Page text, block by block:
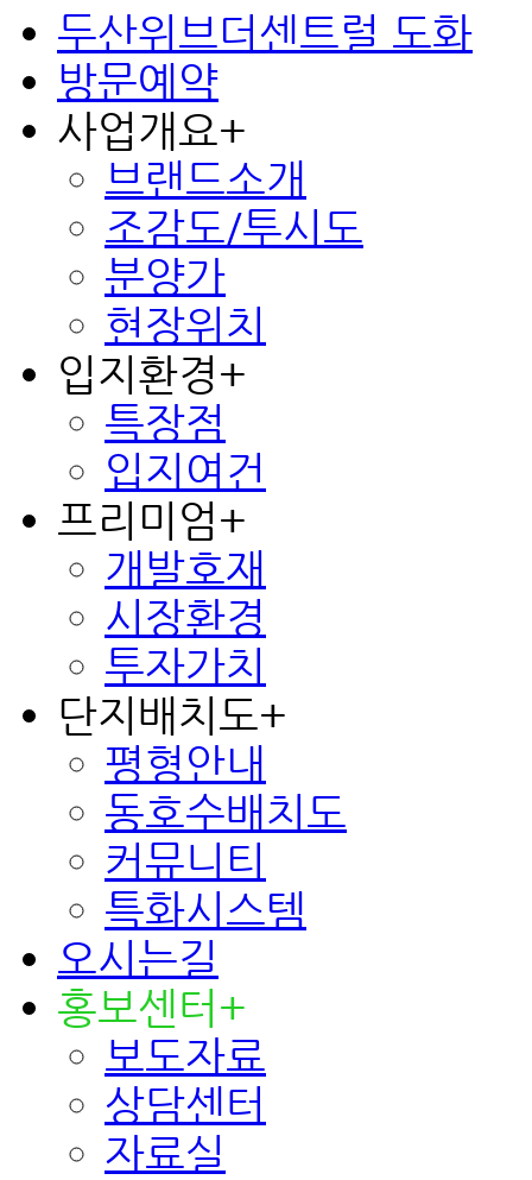
두산위브더센트럴 도화
방문예약
사업개요+
브랜드소개
조감도/투시도
분양가
현장위치
입지환경+
특장점
입지여건
프리미엄+
개발호재
시장환경
투자가치
단지배치도+
평형안내
동호수배치도
커뮤니티
특화시스템
오시는길
홍보센터 +
보도자료
상담센터
자료실